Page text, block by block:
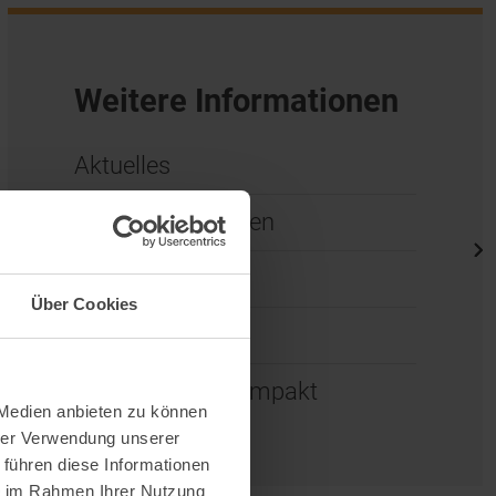
Über Cookies
anbieten zu können
Verwendung unserer
diese Informationen
Rahmen Ihrer Nutzung
Weitere Informationen
Aktuelles
Presse und Medien
Newsletter
Kooperationen
Wissenschaft kompakt